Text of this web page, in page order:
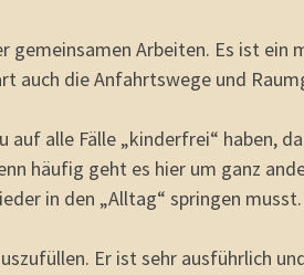
gemeinsamen Arbeiten. Es ist
auch die Anfahrtswege und
alle Fälle „kinderfrei“ haben,
häufig geht es hier um ganz
in den „Alltag“ springen musst.
Er ist sehr ausführlich